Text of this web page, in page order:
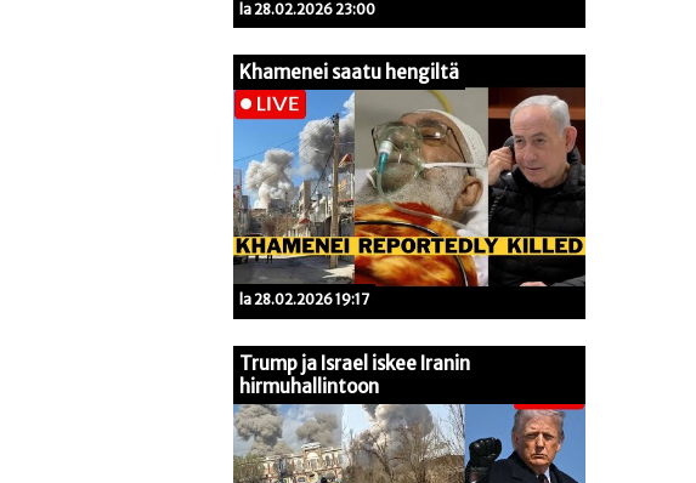
la 28.02.2026 23:00
Khamenei saatu hengiltä
la 28.02.2026 19:17
Trump ja Israel iskee Iranin
hirmuhallintoon